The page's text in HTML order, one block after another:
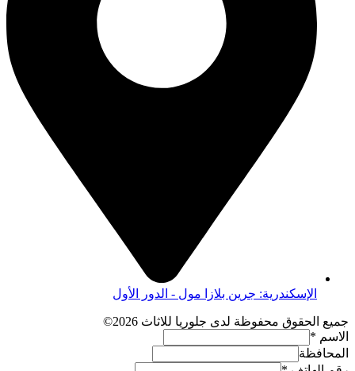
الإسكندرية: جرين بلازا مول - الدور الأول
جميع الحقوق محفوظة لدى جلوريا للاثاث 2026©
الاسم *
المحافظة